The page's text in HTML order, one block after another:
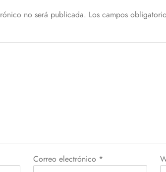
no será publicada. Los campos
Correo electrónico *